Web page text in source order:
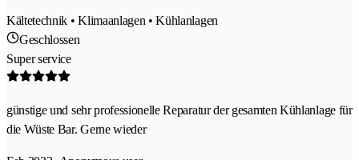
Kältetechnik • Klimaanlagen • Kühlanlagen
Geschlossen
Super service
günstige und sehr professionelle Reparatur der gesamten Kühlanlage für
die Wüste Bar. Gerne wieder